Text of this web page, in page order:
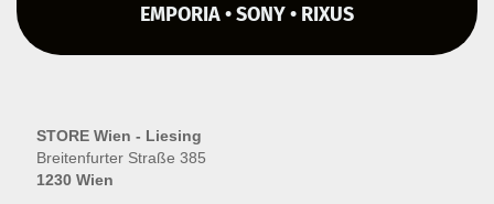
EMPORIA • SONY • RIXUS
STORE Wien - Liesing
Breitenfurter Straße 385
1230 Wien